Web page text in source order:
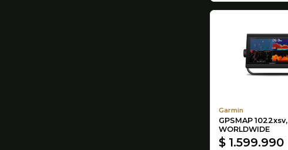
Garmin
GPSMAP 1022xsv,
WORLDWIDE
$ 1.599.990